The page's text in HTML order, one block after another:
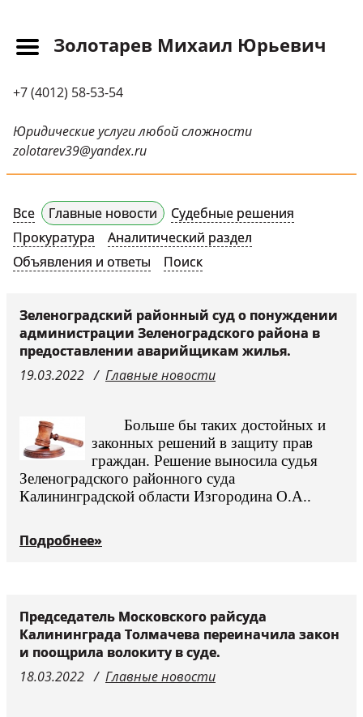
Прайс-лист
Новости
Обращения
Научные публикации
Контактная
Судебные решения
СМИ о нас
Судьи
Золотарев Михаил Юрьевич
+7 (4012) 58-53-54
Юридические услуги любой сложности
zolotarev39@yandex.ru
Все Главные новости
Судебные решения
Прокуратура
Аналитический раздел
Объявления и ответы
Поиск
Зеленоградский районный суд о понуждении
администрации Зеленоградского района в
предоставлении аварийщикам жилья.
19.03.2022
Главные новости
Больше бы таких достойных и
законных решений в защиту прав
граждан. Решение выносила судья
Зеленоградского районного суда
Калининградской области Изгородина О.А..
Подробнее»
Председатель Московского райсуда
Калининграда Толмачева переиначила закон
и поощрила волокиту в суде.
18.03.2022
Главные новости